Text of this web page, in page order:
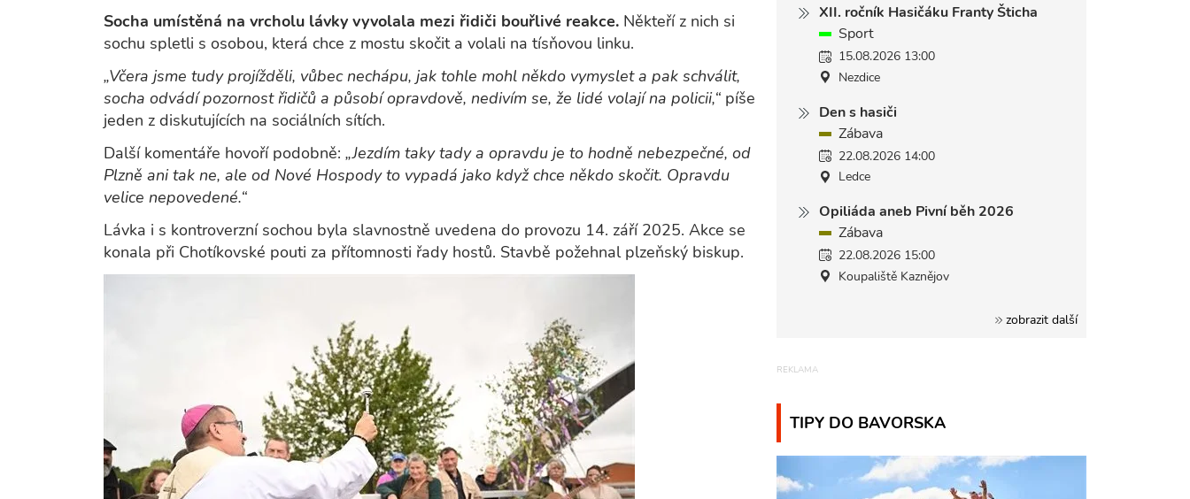
Socha umístěná na vrcholu lávky vyvolala mezi řidiči bouřlivé reakce. Někteří z nich si
sochu spletli s osobou, která chce z mostu skočit a volali na tísňovou linku.
„Včera jsme tudy projížděli, vůbec nechápu, jak tohle mohl někdo vymyslet a pak schválit,
socha odvádí pozornost řidičů a působí opravdově, nedivím se, že lidé volají na policii,“ píše
jeden z diskutujících na sociálních sítích.
Další komentáře hovoří podobně: „Jezdím taky tady a opravdu je to hodně nebezpečné, od
Plzně ani tak ne, ale od Nové Hospody to vypadá jako když chce někdo skočit. Opravdu
velice nepovedené.“
Lávka i s kontroverzní sochou byla slavnostně uvedena do provozu 14. září 2025. Akce se
konala při Chotíkovské pouti za přítomnosti řady hostů. Stavbě požehnal plzeňský biskup.
XII. ročník Hasičáku Franty Šticha
Sport
15.08.2026 13:00
Nezdice
Den s hasiči
Zábava
22.08.2026 14:00
Ledce
Opiliáda aneb Pivní běh 2026
Zábava
22.08.2026 15:00
Koupaliště Kaznějov
zobrazit další
TIPY DO BAVORSKA